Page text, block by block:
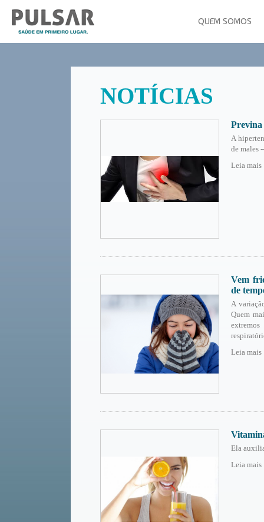
QUEM SOMOS
NOTÍCIAS
Previna
A
de males
Leia mais
Vem
de
A
Quem
Leia mais
Ela
Leia mais